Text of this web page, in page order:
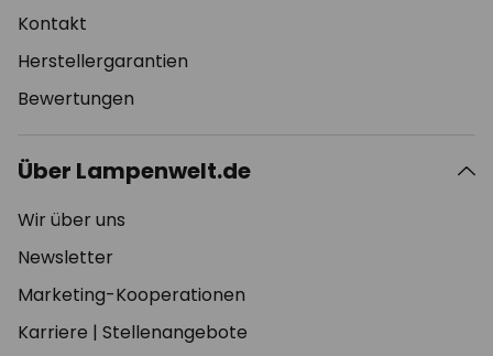
Kontakt
Herstellergarantien
Bewertungen
Über Lampenwelt.de
Wir über uns
Newsletter
Marketing-Kooperationen
Karriere | Stellenangebote